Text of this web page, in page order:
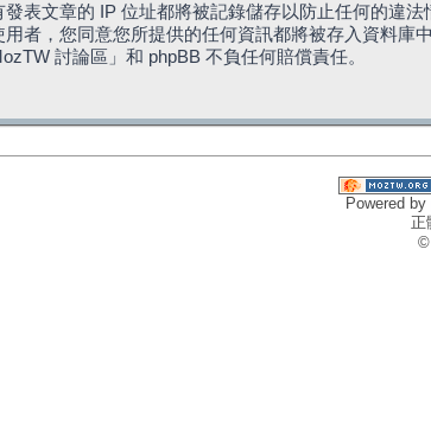
發表文章的 IP 位址都將被記錄儲存以防止任何的違
用者，您同意您所提供的任何資訊都將被存入資料
討論區」和 phpBB 不負任何賠償責任。
Powered by
正
©